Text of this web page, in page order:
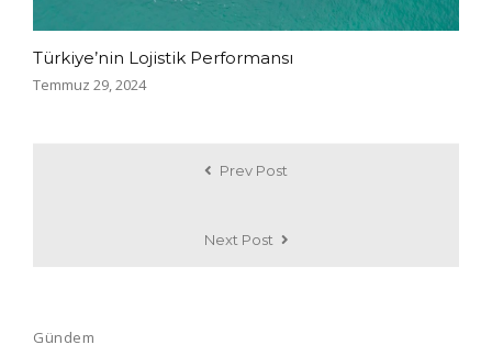
Türkiye’nin Lojistik Performansı
Temmuz 29, 2024
Prev Post
Next Post
Gündem